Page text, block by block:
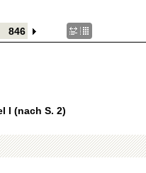
l (nach S. 2)